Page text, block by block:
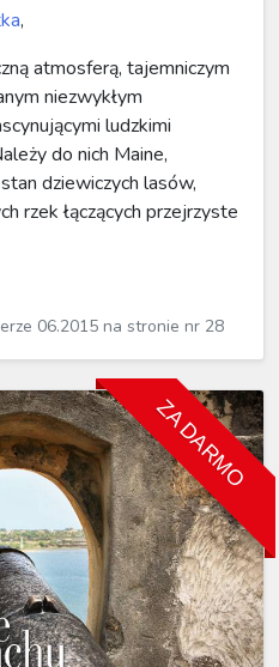
,
atmosferą, tajemniczym
niezwykłym
ludzkimi
do nich Maine,
dziewiczych lasów,
rzek łączących przejrzyste
06.2015 na stronie nr 28
ZA DARMO